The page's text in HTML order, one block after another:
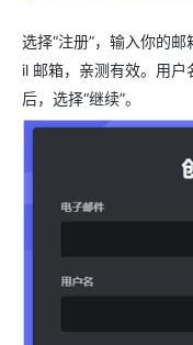
选择“注册”，输入你的
il 邮箱，亲测有效。用
后，选择“继续”。